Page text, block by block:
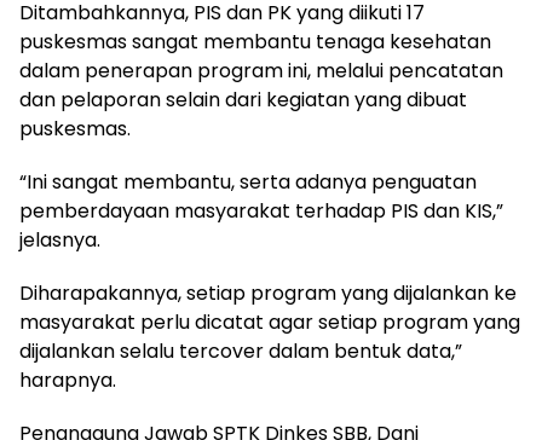
Ditambahkannya, PIS dan PK yang diikuti 17
puskesmas sangat membantu tenaga kesehatan
dalam penerapan program ini, melalui pencatatan
dan pelaporan selain dari kegiatan yang dibuat
puskesmas.
“Ini sangat membantu, serta adanya penguatan
pemberdayaan masyarakat terhadap PIS dan KIS,”
jelasnya.
Diharapakannya, setiap program yang dijalankan ke
masyarakat perlu dicatat agar setiap program yang
dijalankan selalu tercover dalam bentuk data,”
harapnya.
Penanggung Jawab SPTK Dinkes SBB, Dani